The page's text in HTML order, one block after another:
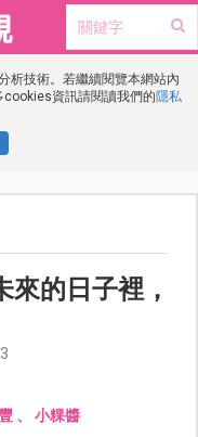
析技術。若繼續閱覽本網站內
資訊請閱讀我們的隱私
的日子裡，
、 小粿醬